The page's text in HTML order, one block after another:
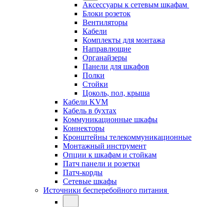
Аксессуары к сетевым шкафам
Блоки розеток
Вентиляторы
Кабели
Комплекты для монтажа
Направлющие
Органайзеры
Панели для шкафов
Полки
Стойки
Цоколь, пол, крыша
Кабели KVM
Кабель в бухтах
Коммуникационные шкафы
Коннекторы
Кронштейны телекоммуникационные
Монтажный инструмент
Опции к шкафам и стойкам
Патч панели и розетки
Патч-корды
Сетевые шкафы
Источники бесперебойного питания